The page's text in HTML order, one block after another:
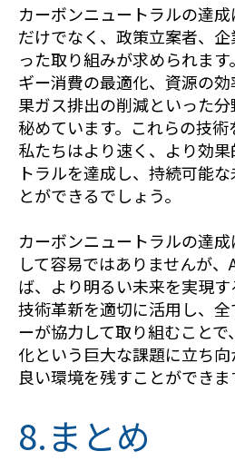
カーボンニュートラルの達
だけでなく、政策立案者、
った取り組みが求められま
ギー消費の最適化、資源の
果ガス排出の削減といった
秘めています。これらの技術
私たちはより速く、より効
トラルを達成し、持続可能
とができるでしょう。
カーボンニュートラルの達
して容易ではありませんが
ば、より明るい未来を実現す
技術革新を適切に活用し、
ーが協力して取り組むこと
化という巨大な課題に立ち
良い環境を残すことができま
8.まとめ